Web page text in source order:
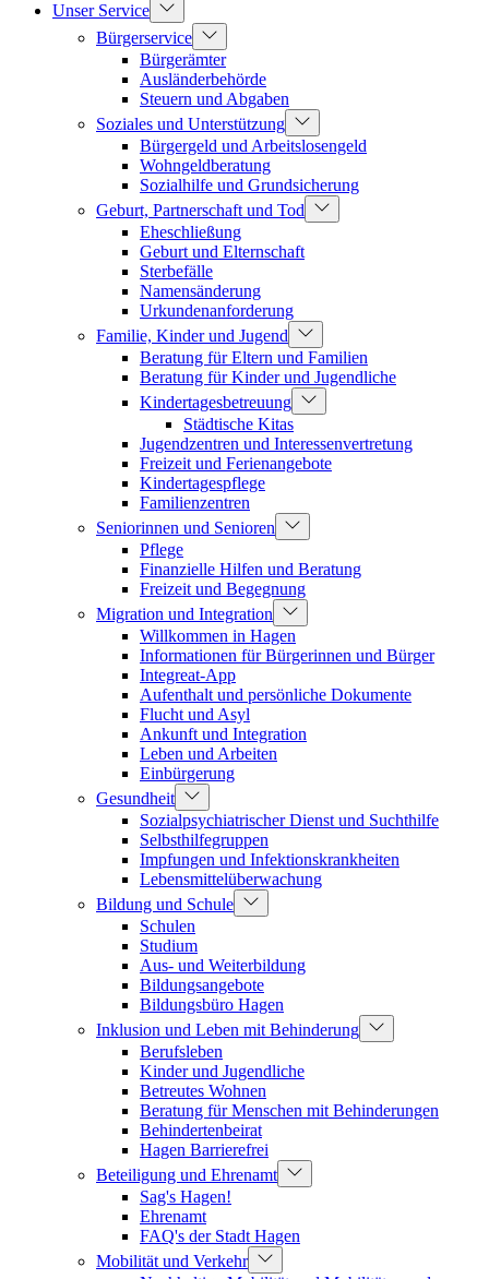
Unser Service
Bürgerservice
Bürgerämter
Ausländerbehörde
Steuern und Abgaben
Soziales und Unterstützung
Bürgergeld und Arbeitslosengeld
Wohngeldberatung
Sozialhilfe und Grundsicherung
Geburt, Partnerschaft und Tod
Eheschließung
Geburt und Elternschaft
Sterbefälle
Namensänderung
Urkundenanforderung
Familie, Kinder und Jugend
Beratung für Eltern und Familien
Beratung für Kinder und Jugendliche
Kindertagesbetreuung
Städtische Kitas
Jugendzentren und Interessenvertretung
Freizeit und Ferienangebote
Kindertagespflege
Familienzentren
Seniorinnen und Senioren
Pflege
Finanzielle Hilfen und Beratung
Freizeit und Begegnung
Migration und Integration
Willkommen in Hagen
Informationen für Bürgerinnen und Bürger
Integreat-App
Aufenthalt und persönliche Dokumente
Flucht und Asyl
Ankunft und Integration
Leben und Arbeiten
Einbürgerung
Gesundheit
Sozialpsychiatrischer Dienst und Suchthilfe
Selbsthilfegruppen
Impfungen und Infektionskrankheiten
Lebensmittelüberwachung
Bildung und Schule
Schulen
Studium
Aus- und Weiterbildung
Bildungsangebote
Bildungsbüro Hagen
Inklusion und Leben mit Behinderung
Berufsleben
Kinder und Jugendliche
Betreutes Wohnen
Beratung für Menschen mit Behinderungen
Behindertenbeirat
Hagen Barrierefrei
Beteiligung und Ehrenamt
Sag's Hagen!
Ehrenamt
FAQ's der Stadt Hagen
Mobilität und Verkehr